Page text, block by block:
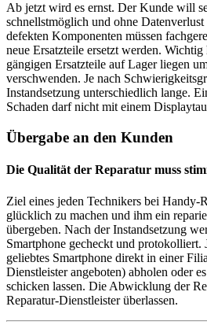
Ab jetzt wird es ernst. Der Kunde will
schnellstmöglich und ohne
defekten Komponenten müssen
neue Ersatzteile ersetzt werden.
gängigen Ersatzteile auf Lager liegen
verschwenden. Je nach
Instandsetzung unterschiedlich lange.
Schaden darf nicht mit einem
Übergabe an den Kunden
Die Qualität der Reparatur muss
Ziel eines jeden Technikers bei Handy-
glücklich zu machen und ihm ein
übergeben. Nach der Instandsetzung
Smartphone gecheckt und protokolliert.
geliebtes Smartphone direkt in einer
Dienstleister angeboten) abholen oder
schicken lassen. Die Abwicklung der
Reparatur-Dienstleister überlassen.